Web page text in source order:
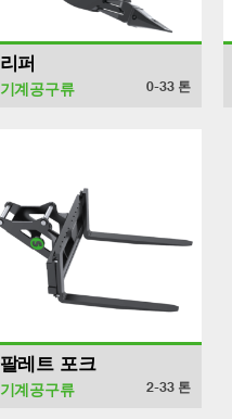
리퍼
기계공구류 0-33 톤
팔레트 포크
기계공구류 2-33 톤